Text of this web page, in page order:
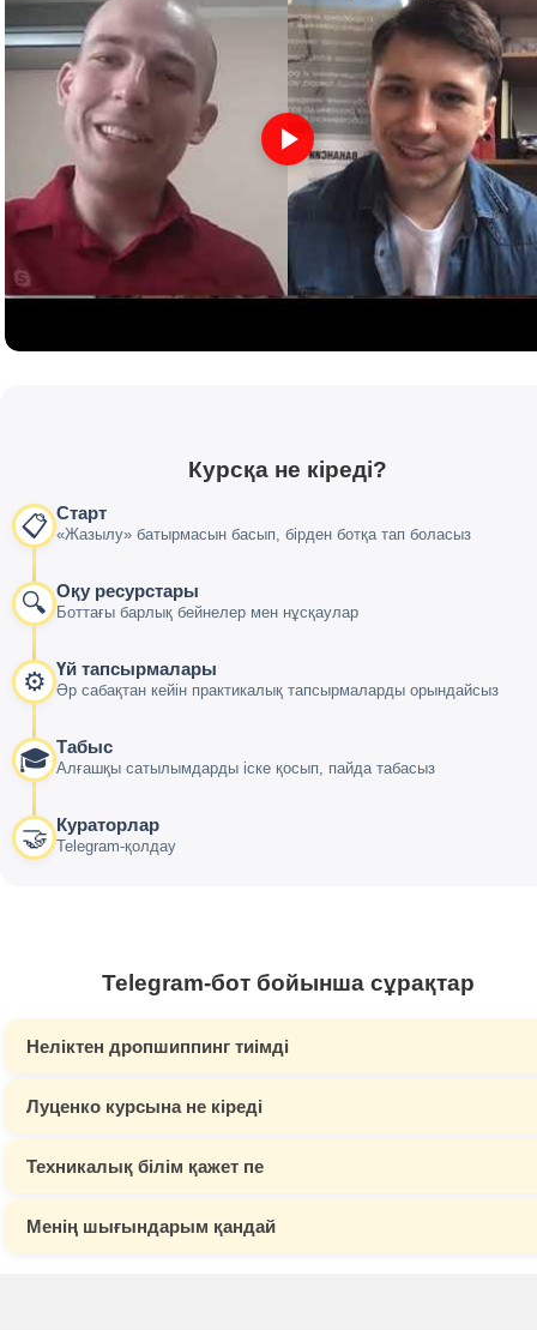
Курсқа не кіреді?
📋 Старт
«Жазылу» батырмасын басып, бірден ботқа тап боласыз
🔍 Оқу ресурстары
Боттағы барлық бейнелер мен нұсқаулар
⚙️ Үй тапсырмалары
Әр сабақтан кейін практикалық тапсырмаларды орындайсыз
🎓 Табыс
Алғашқы сатылымдарды іске қосып, пайда табасыз
🤝 Кураторлар
Telegram-қолдау
Telegram-бот бойынша сұрақтар
Неліктен дропшиппинг тиімді
Луценко курсына не кіреді
Техникалық білім қажет пе
Менің шығындарым қандай